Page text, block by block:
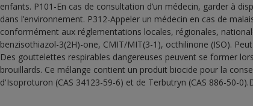
enfants. P101-En cas de consultation d’un médecin, garder à
dans l’environnement. P312-Appeler un médecin en cas de
conformément aux réglementations locales, régionales,
benzisothiazol-3(2H)-one, CMIT/MIT(3-1), octhilinone (ISO).
Des gouttelettes respirables dangereuses peuvent se former
brouillards. Ce mélange contient un produit biocide pour la
d'Isoproturon (CAS 34123-59-6) et de Terbutryn (CAS 886-50-